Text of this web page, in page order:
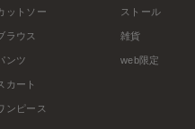
ットソー
ラウス
ンツ
カート
ンピース
ストール
雑貨
web限定